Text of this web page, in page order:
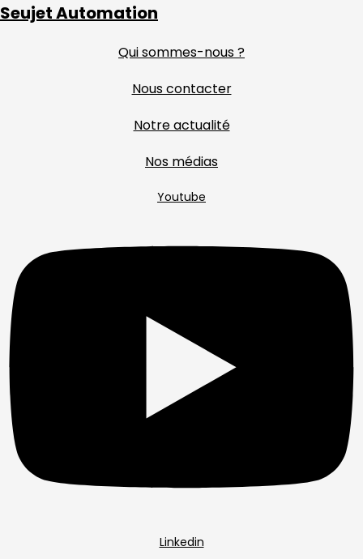
Seujet Automation
Qui sommes-nous ?
Nous contacter
Notre actualité
Nos médias
Youtube
Linkedin